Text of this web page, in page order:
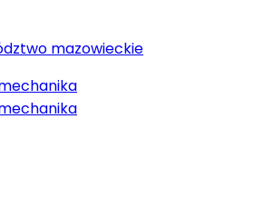
mazowieckie